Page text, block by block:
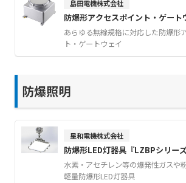
島田電機株式会社
防爆形アクセスポイント・ゲート
あらゆる無線規格に対応した防爆形
ト・ゲートウェイ
防爆照明
星和電機株式会社
防爆形LED灯器具『LZBPシリーズ
水素・アセチレン等の爆発性ガスや
軽量防爆形LED灯器具